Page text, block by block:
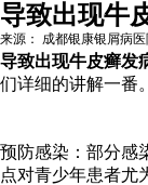
导致出现牛
来源： 成都银康银屑病医
导致出现牛皮癣发
们详细的讲解一番
预防感染：部分感
点对青少年患者尤